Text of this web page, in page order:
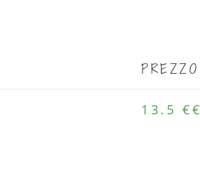
PREZZO
13.5 €€